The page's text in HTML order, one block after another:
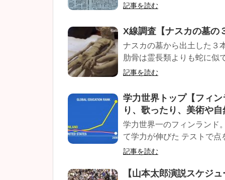
記事を読む
X線調査【ナスカの墓の
ナスカの墓から出土した３
肋骨は霊長類よりも蛇に似
記事を読む
学力世界トップ【フィ
り、歌ったり、美術や
学力世界一のフィンランド
て学力が伸びた テストで点
記事を読む
【山本太郎演説スケジ